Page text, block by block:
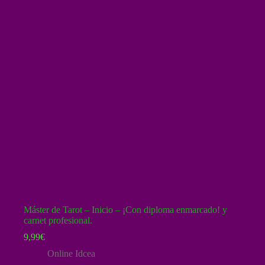
Máster de Tarot – Inicio – ¡Con diploma enmarcado! y
carnet profesional.
9,99€
Online Idcea